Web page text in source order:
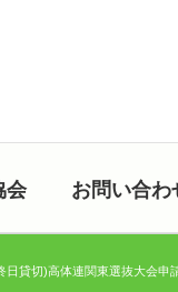
会 お問い合わ
日貸切)高体連関東選抜大会